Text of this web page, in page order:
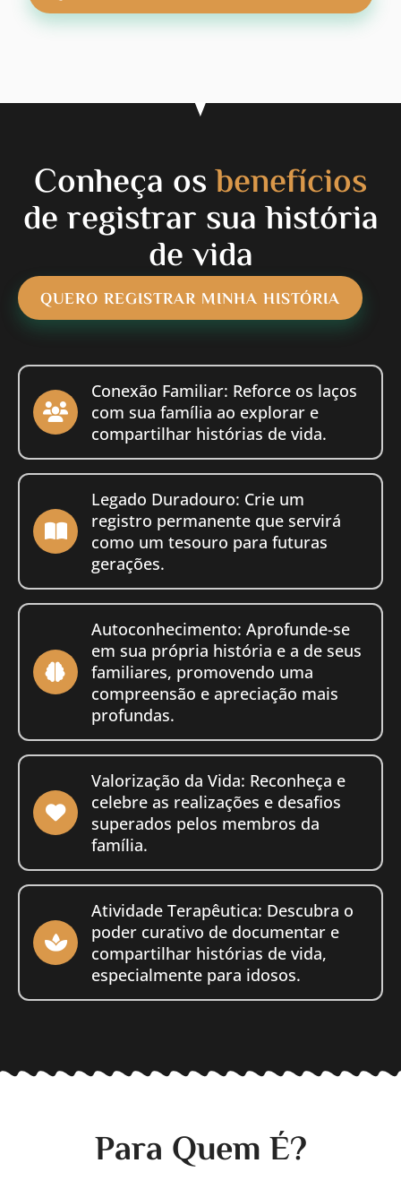
Conheça osbenefícios
de registrar sua história
de vida
QUERO REGISTRAR MINHA HISTÓRIA
Conexão Familiar: Reforce os laços
com sua família ao explorar e
compartilhar histórias de vida.
Legado Duradouro: Crie um
registro permanente que servirá
como um tesouro para futuras
gerações.
Autoconhecimento: Aprofunde-se
em sua própria história e a de seus
familiares, promovendo uma
compreensão e apreciação mais
profundas.
Valorização da Vida: Reconheça e
celebre as realizações e desafios
superados pelos membros da
família.
Atividade Terapêutica: Descubra o
poder curativo de documentar e
compartilhar histórias de vida,
especialmente para idosos.
Para Quem É?